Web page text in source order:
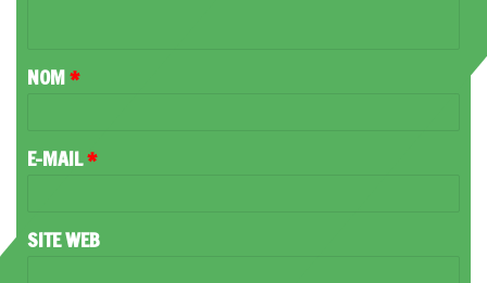
A
R
NOM*
E-MAIL*
SITE WEB